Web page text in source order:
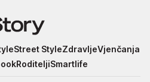
Street StyleZdravljeVjenčanja
RoditeljiSmartlife